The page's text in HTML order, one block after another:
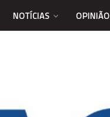
NOTÍCIAS OPINIÃO